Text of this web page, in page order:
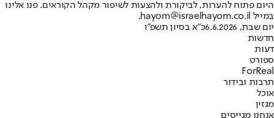
היום פתוח להערות, לביקורת ולהצעות לשיפור מקהל הקוראים. פנו אלינו
במייל hayom@israelhayom.co.il.
יום שבת, 6.6.2026
כ"א בסיון תשפ"ו
חדשות
דעות
ספורט
ForReal
תרבות ובידור
אוכל
מגזין
אנחנו מגייסים